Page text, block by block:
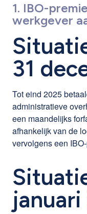
1. IBO-
werkgever
31
Tot eind 2025
administratieve
een maandelijks
afhankelijk van de
vervolgens een